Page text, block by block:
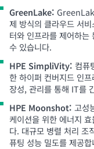
GreenLake:
제 방식의 클라우드 서
터와 인프라를 제어하는
수 있습니다.
HPE SimpliVity: 컴퓨
한 하이퍼 컨버지드 인
장성, 관리를 통해 IT를
HPE Moonshot: 고성
케이션을 위한 에너지
다. 대규모 병렬 처리
퓨팅 성능 밀도를 제공합